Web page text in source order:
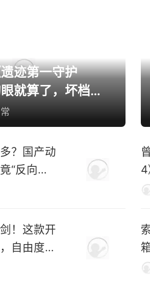
迹第一守护
就算了，坏档算
？国产动
“反向爆
4
！这款开
自由度有